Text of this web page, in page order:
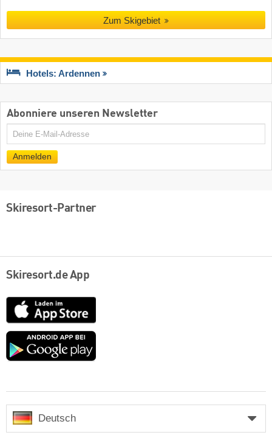
Zum Skigebiet
Hotels: Ardennen
Abonniere unseren Newsletter
E-
Anmelden
Skiresort-Partner
Skiresort.de App
App
Store
Google
Deutsch